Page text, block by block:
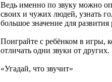
Ведь именно по звуку можно
своих и чужих людей, узнать
большое значение для развития
Поиграйте с ребёнком в игры,
отличать одни звуки от других.
«Угадай, что звучит»